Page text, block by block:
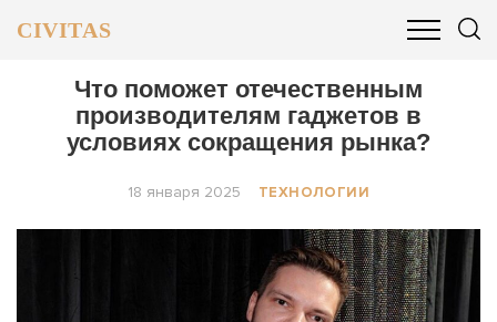
CIVITAS
ОБЩЕСТВО БИЗНЕС И ФИНАНСЫ
Что поможет отечественным
производителям гаджетов в
условиях сокращения рынка?
18 января 2025 ТЕХНОЛОГИИ